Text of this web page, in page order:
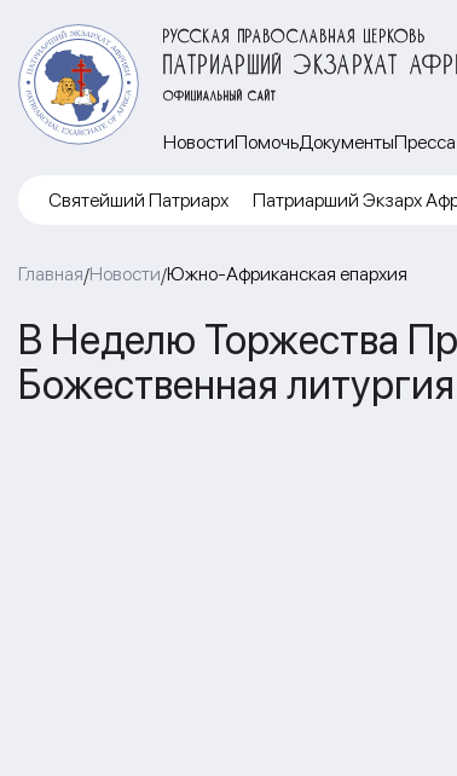
РУССКАЯ ПРАВОСЛАВНАЯ ЦЕРКОВЬ
ПАТРИАРШИЙ ЭКЗАРХАТ
ОФИЦИАЛЬНЫЙ САЙТ
НовостиПомочьДокументы
Cвятейший Патриарх Патриарший Экзарх
Главная/Новости/Южно-Африканская епархия
В Неделю Торжества
Божественная литургия